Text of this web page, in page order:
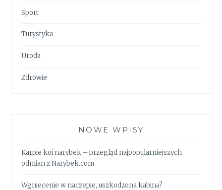
Sport
Turystyka
Uroda
Zdrowie
NOWE WPISY
Karpie koi narybek – przegląd najpopularniejszych
odmian z Narybek.com
Wgniecenie w naczepie, uszkodzona kabina?